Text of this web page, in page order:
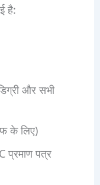
है:
और सभी
के लिए)
प्रमाण पत्र